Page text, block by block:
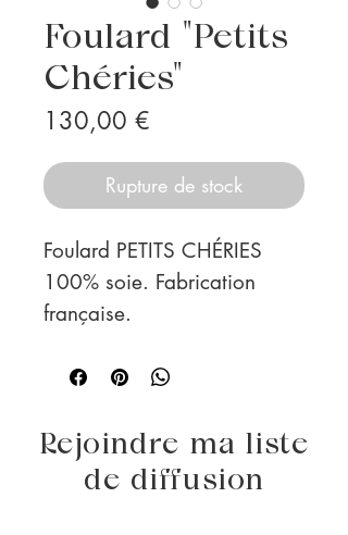
Foulard "Petits
Chéries"
130,00 €
Rupture de stock
Foulard PETITS CHÉRIES
100% soie. Fabrication
française.
Rejoindre ma liste
de diffusion